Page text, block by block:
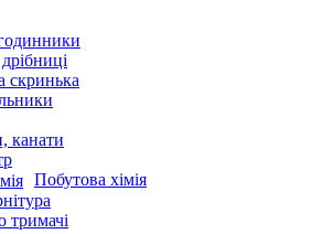
механізмів
пудри
сітки
канати